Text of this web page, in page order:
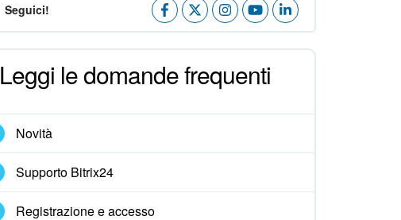
Seguici!
Leggi le domande frequenti
Novità
Supporto Bitrix24
Registrazione e accesso